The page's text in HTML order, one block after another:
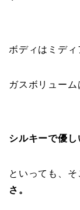
ボディはミディ
ガスボリューム
シルキーで優し
といっても、
さ。